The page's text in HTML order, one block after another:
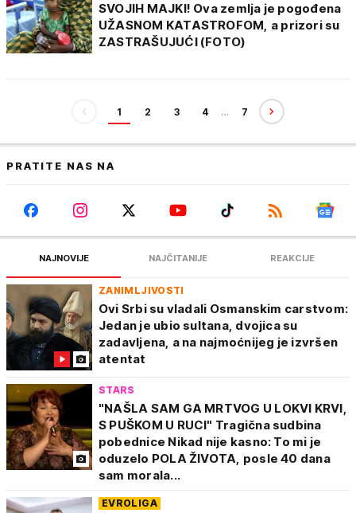
SVOJIH MAJKI! Ova zemlja je pogođena
UŽASNOM KATASTROFOM, a prizori su
ZASTRAŠUJUĆI (FOTO)
1 2 3 4 … 7
PRATITE NAS NA
NAJNOVIJE NAJČITANIJE REAKCIJE
ZANIMLJIVOSTI
Ovi Srbi su vladali Osmanskim carstvom:
Jedan je ubio sultana, dvojica su
zadavljena, a na najmoćnijeg je izvršen
atentat
STARS
"NAŠLA SAM GA MRTVOG U LOKVI KRVI,
S PUŠKOM U RUCI" Tragična sudbina
pobednice Nikad nije kasno: To mi je
oduzelo POLA ŽIVOTA, posle 40 dana
sam morala...
EVROLIGA